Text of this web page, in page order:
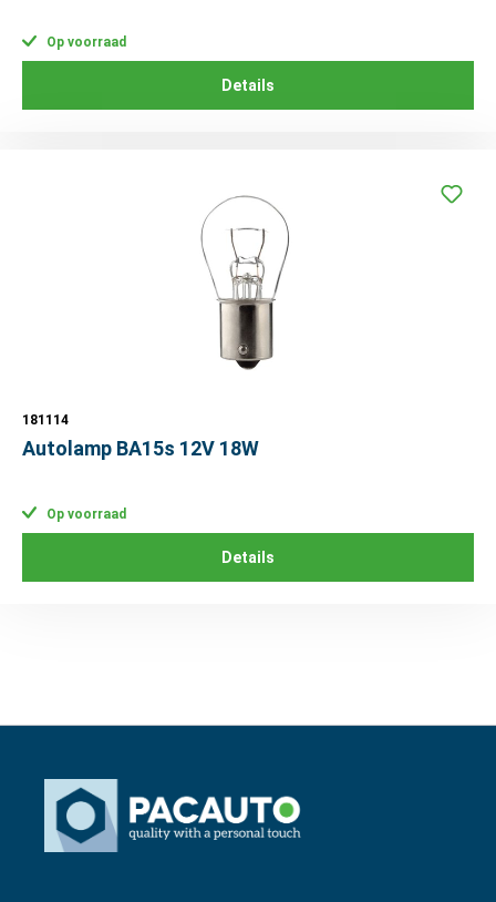
Op voorraad
Details
181114
Autolamp BA15s 12V 18W
Op voorraad
Details